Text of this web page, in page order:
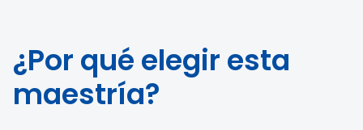
¿Por qué elegir esta
maestría?